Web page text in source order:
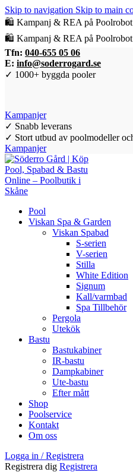
Skip to navigation Skip to main
🛍️ Kampanj & REA på
🛍️ Kampanj & REA på
Tfn: 040-655 05 06
E: info@soderrogard.se
✓ 1000+ byggda pooler
Kampanjer
✓ Snabb leverans
✓ Stort utbud av poolmodeller
Kampanjer
Pool
Viskan Spa & Garden
Viskan Spabad
S-serien
V-serien
Stilla
White Edition
Signum
Kall/varmbad
Spa Tillbehör
Pergola
Utekök
Bastu
Bastukabiner
IR-bastu
Dampkabiner
Ute-bastu
Efter mått
Shop
Poolservice
Kontakt
Om oss
Logga in / Registrera
Registrera dig Registrera